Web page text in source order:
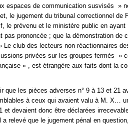
espaces de communication susvisés »
le jugement du tribunal correctionnel de
le prévenu et le ministère public en ayant
pas prononcée ; que la démonstration
club des lecteurs non réactionnaires
privées sur les groupes fermés »
« , est étrangère aux faits dont la
que les pièces adverses n° 9 à 13 et 21
à ceux qui avaient valu à M. X…
et devaient donc être déclarées
relevé que le jugement pénal en